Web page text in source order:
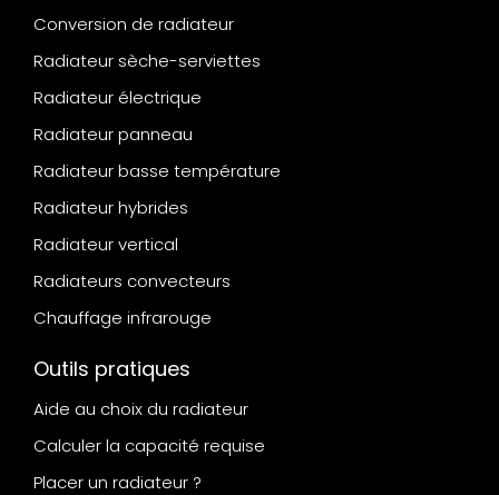
Conversion de radiateur
Radiateur sèche-serviettes
Radiateur électrique
Radiateur panneau
Radiateur basse température
Radiateur hybrides
Radiateur vertical
Radiateurs convecteurs
Chauffage infrarouge
Outils pratiques
Aide au choix du radiateur
Calculer la capacité requise
Placer un radiateur ?